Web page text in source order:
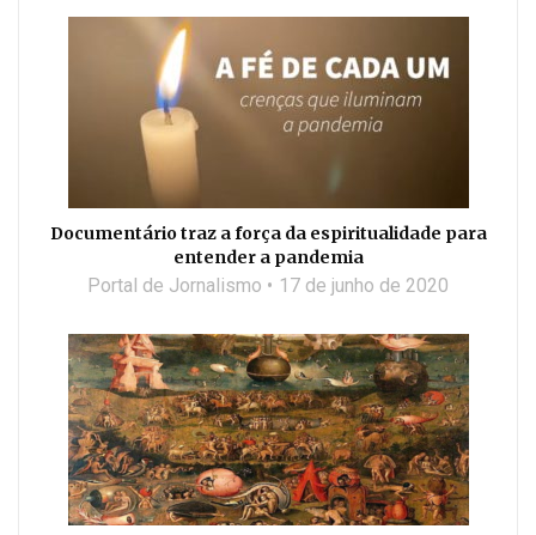
Documentário traz a força da espiritualidade para
entender a pandemia
Portal de Jornalismo 17 de junho de 2020